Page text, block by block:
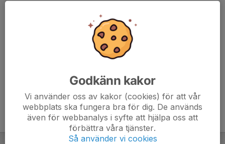
Godkänn kakor
Vi använder oss av kakor (cookies) för att vår
webbplats ska fungera bra för dig. De används
även för webbanalys i syfte att hjälpa oss att
förbättra våra tjänster.
Så använder vi cookies